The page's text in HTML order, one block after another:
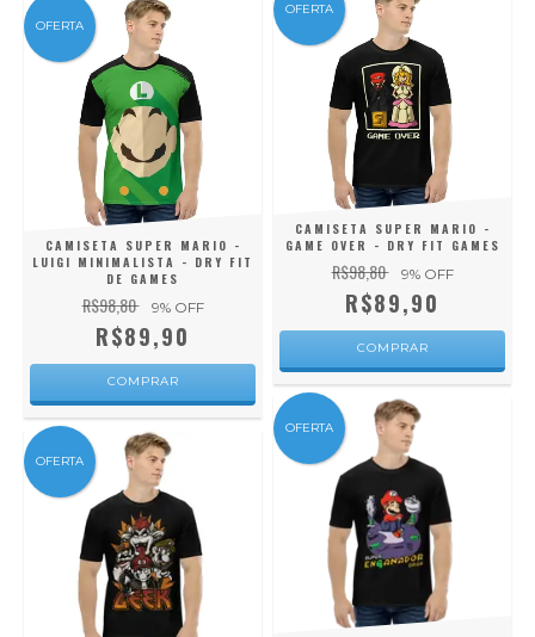
OFERTA
CAMISETA SUPER MARIO -
LUIGI MINIMALISTA - DRY FIT
DE GAMES
R$98,80 9% OFF
R$89,90
COMPRAR
OFERTA
CAMISETA SUPER MARIO -
GAME OVER - DRY FIT GAMES
R$98,80 9% OFF
R$89,90
COMPRAR
OFERTA
OFERTA